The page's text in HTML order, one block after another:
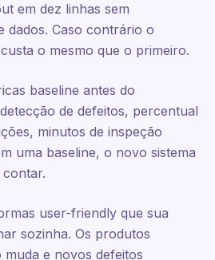
em dez linhas sem
dados. Caso contrário o
o mesmo que o primeiro.
baseline antes do
de defeitos, percentual
minutos de inspeção
uma baseline, o novo sistema
user-friendly que sua
sozinha. Os produtos
e novos defeitos